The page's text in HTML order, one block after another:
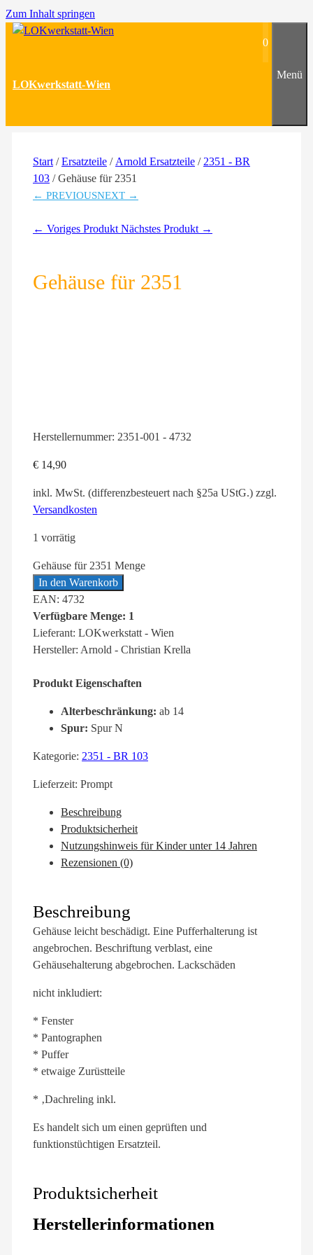
Zum Inhalt springen
LOKwerkstatt-Wien
0
Menü
Start /Ersatzteile / Arnold Ersatzteile / 2351 - BR
103 / Gehäuse für 2351
← PREVIOUSNEXT →
← Voriges Produkt Nächstes Produkt →
Gehäuse für 2351
Herstellernummer: 2351-001 - 4732
€ 14,90
inkl. MwSt. (differenzbesteuert nach §25a UStG.) zzgl.
Versandkosten
1 vorrätig
Gehäuse für 2351 Menge
In den Warenkorb
EAN: 4732
Verfügbare Menge: 1
Lieferant: LOKwerkstatt - Wien
Hersteller: Arnold - Christian Krella
Produkt Eigenschaften
Alterbeschränkung: ab 14
Spur: Spur N
Kategorie: 2351 - BR 103
Lieferzeit: Prompt
Beschreibung
Produktsicherheit
Nutzungshinweis für Kinder unter 14 Jahren
Rezensionen (0)
Beschreibung
Gehäuse leicht beschädigt. Eine Pufferhalterung ist
angebrochen. Beschriftung verblast, eine
Gehäusehalterung abgebrochen. Lackschäden
nicht inkludiert:
* Fenster
* Pantographen
* Puffer
* etwaige Zurüstteile
* ‚Dachreling inkl.
Es handelt sich um einen geprüften und
funktionstüchtigen Ersatzteil.
Produktsicherheit
Herstellerinformationen